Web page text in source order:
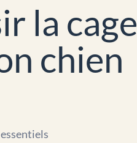
la cage
chien